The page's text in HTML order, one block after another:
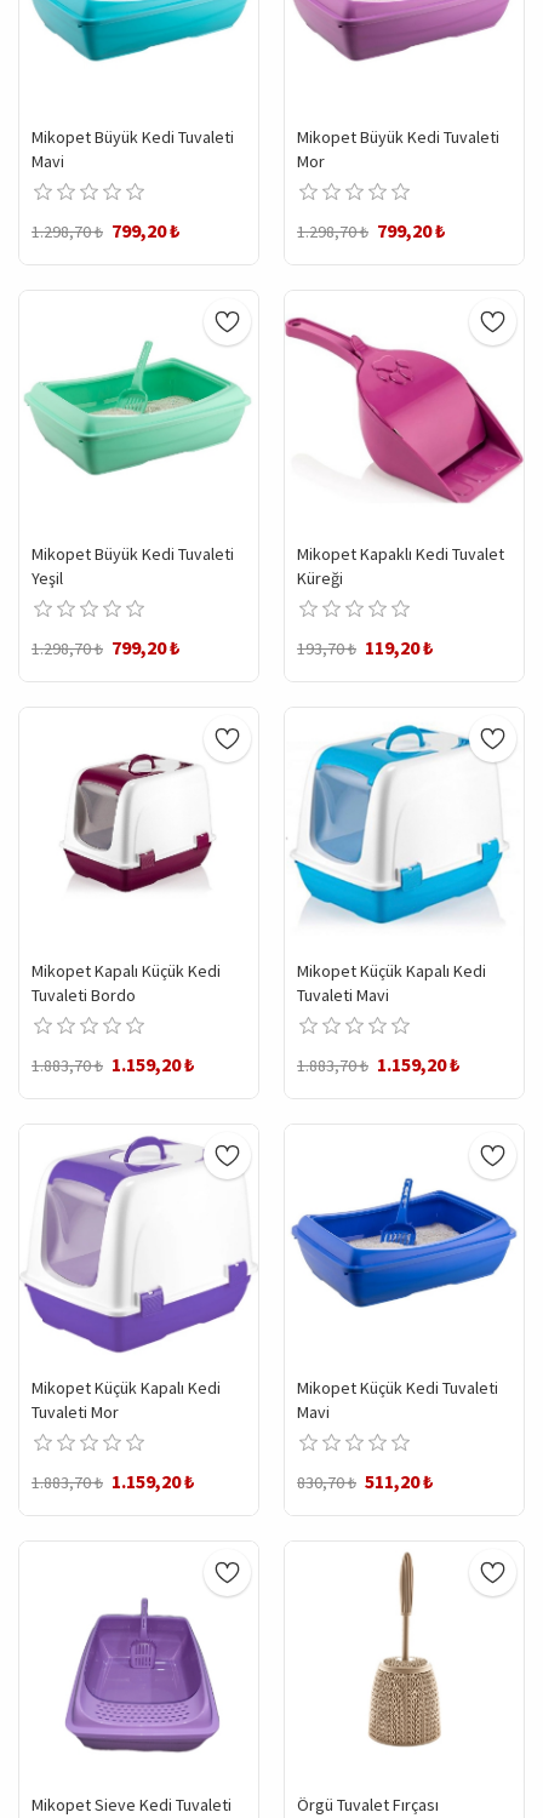
Mikopet Büyük Kedi Tuvaleti
Mavi
1.298,70 ₺ 799,20 ₺
Mikopet Büyük Kedi Tuvaleti
Mor
1.298,70 ₺ 799,20 ₺
Mikopet Büyük Kedi Tuvaleti
Yeşil
1.298,70 ₺ 799,20 ₺
Mikopet Kapaklı Kedi Tuvalet
Küreği
193,70 ₺ 119,20 ₺
Mikopet Kapalı Küçük Kedi
Tuvaleti Bordo
1.883,70 ₺ 1.159,20 ₺
Mikopet Küçük Kapalı Kedi
Tuvaleti Mavi
1.883,70 ₺ 1.159,20 ₺
Mikopet Küçük Kapalı Kedi
Tuvaleti Mor
1.883,70 ₺ 1.159,20 ₺
Mikopet Küçük Kedi Tuvaleti
Mavi
830,70 ₺ 511,20 ₺
Mikopet Sieve Kedi Tuvaleti Örgü Tuvalet Fırçası